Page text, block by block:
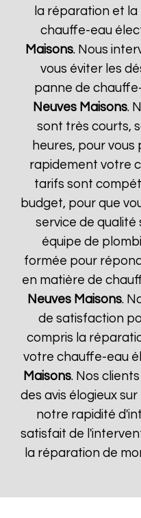
la réparation et
chauffe-eau
Maisons. Nous
vous éviter les
panne de
Neuves Maisons.
sont très courts,
heures, pour
rapidement votre
tarifs sont
budget, pour que
service de qualité
équipe de
formée pour
en matière de
Neuves Maisons.
de satisfaction
compris la
votre chauffe-eau
Maisons. Nos
des avis élogieux
notre rapidité
satisfait de
la réparation de